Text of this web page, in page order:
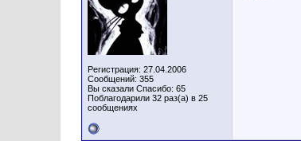
Регистрация: 27.04.2006
Сообщений: 355
Вы сказали Спасибо: 65
Поблагодарили 32 раз(а) в 25
сообщениях